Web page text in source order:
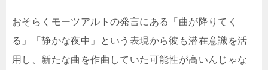
おそらくモーツアルトの発言にある「曲が降りてく
る」「静かな夜中」という表現から彼も潜在意識を活
用し、新たな曲を作曲していた可能性が高いんじゃな